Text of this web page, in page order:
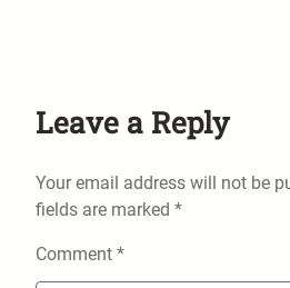
Leave a Reply
Your email address will not be
fields are marked *
Comment *